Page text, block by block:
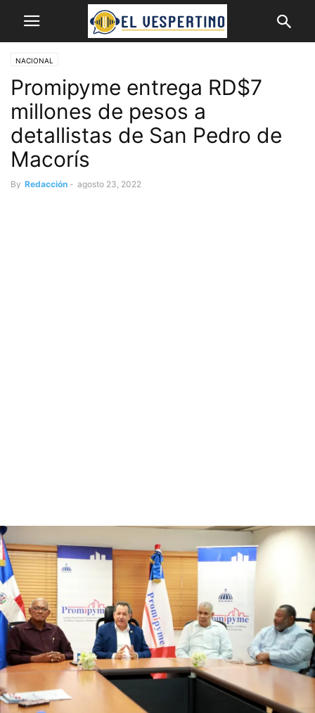
NACIONAL
Promipyme entrega RD$7
millones de pesos a
detallistas de San Pedro de
Macorís
By Redacción - agosto 23, 2022